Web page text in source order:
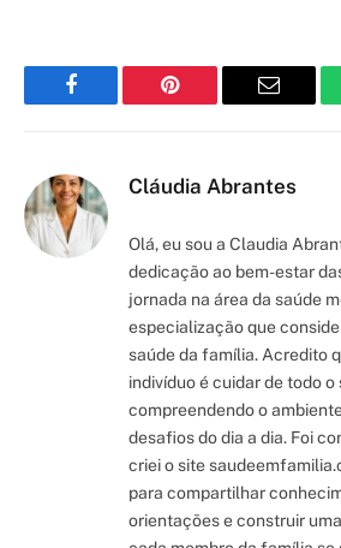
Facebook Pinterest Email
Cláudia Abrantes
Olá, eu sou a Claudia
dedicação ao bem-estar
jornada na área da saúde
especialização que
saúde da família. Acredito
indivíduo é cuidar de todo o
compreendendo o
desafios do dia a dia. Foi
criei o site
para compartilhar
orientações e construir